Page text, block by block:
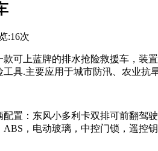
:16次
上蓝牌的排水抢险救援车，装置
具.主要应用于城市防汛、农业抗
：东风小多利卡双排可前翻驾驶
，电动玻璃，中控门锁，遥控